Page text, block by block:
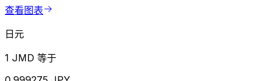
查看图表
日元
1 JMD 等于